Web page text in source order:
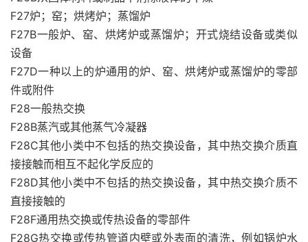
F27炉；窑；烘烤炉；蒸馏炉
F27B一般炉、窑、烘烤炉或蒸馏炉；开式烧结设备或类似
设备
F27D一种以上的炉通用的炉、窑、烘烤炉或蒸馏炉的零部
件或附件
F28一般热交换
F28B蒸汽或其他蒸气冷凝器
F28C其他小类中不包括的热交换设备，其中热交换介质直
接接触而相互不起化学反应的
F28D其他小类中不包括的热交换设备，其中热交换介质不
直接接触的
F28F通用热交换或传热设备的零部件
F28G热交换或传热管道内壁或外表面的清洗，例如锅炉水